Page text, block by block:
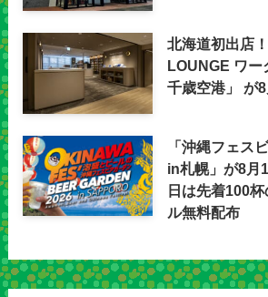
北海道初出店
LOUNGE ワー
千歳空港」 が
「沖縄フェス
in札幌」が8月
日は先着100
ル無料配布